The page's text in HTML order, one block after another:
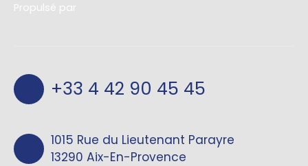
Propulsé par
+33 4 42 90 45 45
1015 Rue du Lieutenant Parayre
13290 Aix-En-Provence